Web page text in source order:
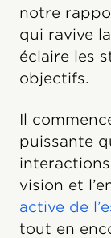
notre
qui ravive
éclaire les
objectifs.
Il
puissante
vision et
active de
tout en